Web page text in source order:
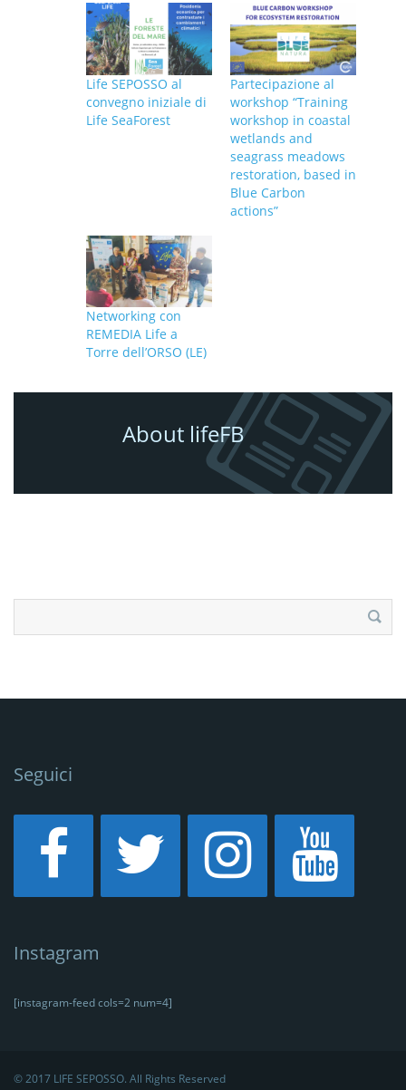
Life SEPOSSO al
convegno iniziale di
Life SeaForest
Partecipazione al
workshop “Training
workshop in coastal
wetlands and
seagrass meadows
restoration, based in
Blue Carbon
actions”
Networking con
REMEDIA Life a
Torre dell’ORSO (LE)
About lifeFB
Seguici
Instagram
[instagram-feed cols=2 num=4]
© 2017 LIFE SEPOSSO. All Rights Reserved